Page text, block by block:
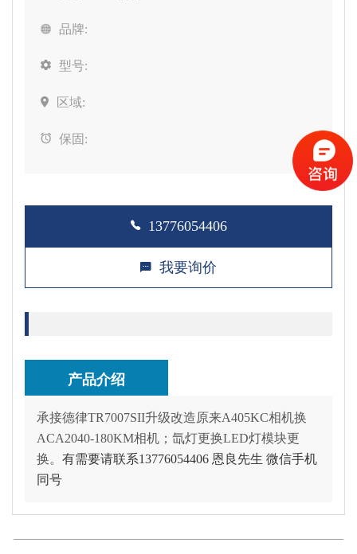
品牌:
型号:
区域:
保固:
13776054406
我要询价
产品介绍
承接德律TR7007SII升级改造原来A405KC相机换
ACA2040-180KM相机；氙灯更换LED灯模块更
换。 有需要请联系13776054406 恩良先生 微信手机
同号